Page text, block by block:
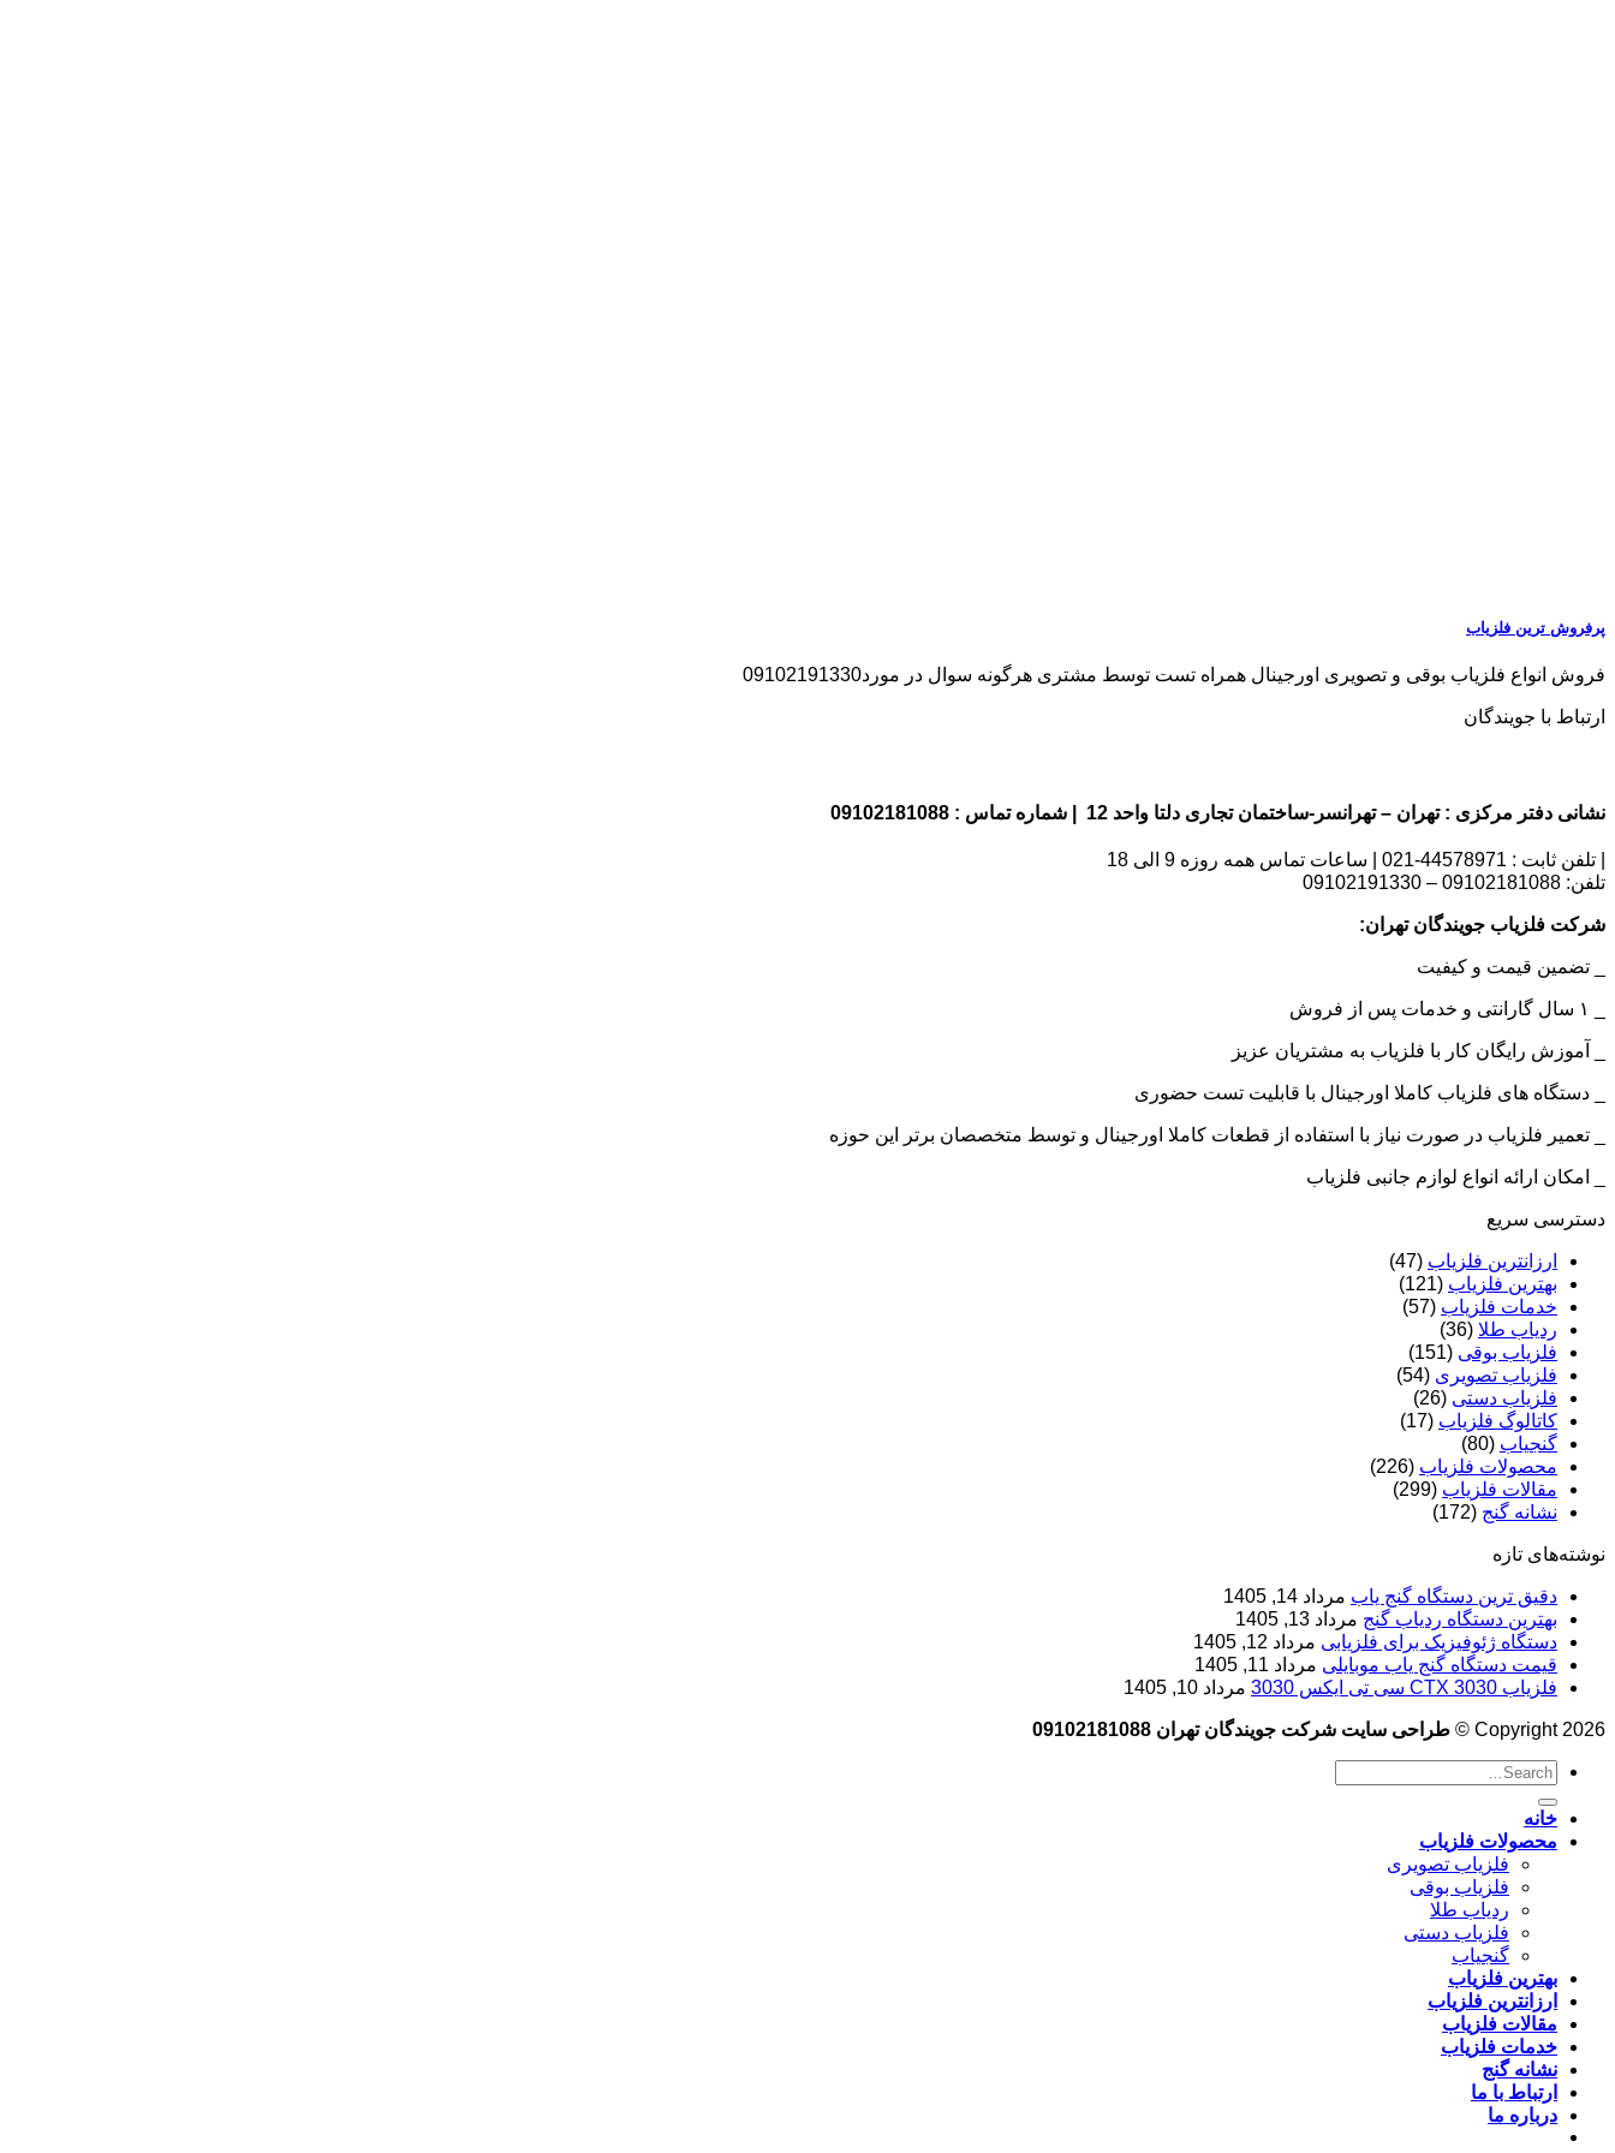
پرفروش ترین فلزیاب
فروش انواع فلزیاب بوقی و تصویری اورجینال همراه تست توسط مشتری هرگونه سوال در مورد09102191330
ارتباط با جویندگان
نشانی دفتر مرکزی : تهران – تهرانسر-ساختمان تجاری دلتا واحد 12 | شماره تماس : 09102181088
| تلفن ثابت : 44578971-021 | ساعات تماس همه روزه 9 الی 18
تلفن: 09102181088 – 09102191330
شرکت فلزیاب جویندگان تهران:
_ تضمین قیمت و کیفیت
_ آموزش رایگان کار با فلزیاب به مشتریان عزیز
_ دستگاه های فلزیاب کاملا اورجینال با قابلیت تست حضوری
_ تعمیر فلزیاب در صورت نیاز با استفاده از قطعات کاملا اورجینال و توسط متخصصان برتر این حوزه
_ امکان ارائه انواع لوازم جانبی فلزیاب
دسترسی سریع
ارزانترین فلزیاب (47)
بهترین فلزیاب (121)
خدمات فلزیاب (57)
ردیاب طلا (36)
فلزیاب بوقی (151)
فلزیاب تصویری (54)
فلزیاب دستی (26)
کاتالوگ فلزیاب (17)
گنجیاب (80)
محصولات فلزیاب (226)
مقالات فلزیاب (299)
نشانه گنج (172)
نوشته‌های تازه
دقیق ترین دستگاه گنج یاب مرداد 14, 1405
بهترین دستگاه ردیاب گنج مرداد 13, 1405
دستگاه ژئوفیزیک برای فلزیابی مرداد 12, 1405
قیمت دستگاه گنج یاب موبایلی مرداد 11, 1405
فلزیاب CTX 3030 سی تی ایکس 3030
مرداد 10, 1405
Copyright 2026 © طراحی سایت شرکت جویندگان تهران 09102181088
خانه
محصولات فلزیاب
فلزیاب تصویری
فلزیاب بوقی
ردیاب طلا
فلزیاب دستی
گنجیاب
بهترین فلزیاب
ارزانترین فلزیاب
مقالات فلزیاب
خدمات فلزیاب
نشانه گنج
ارتباط با ما
درباره ما